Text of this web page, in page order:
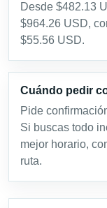
Desde $482.13
$964.26 USD,
$55.56 USD.
Cuándo pedir
Pide
Si buscas todo
mejor horario,
ruta.